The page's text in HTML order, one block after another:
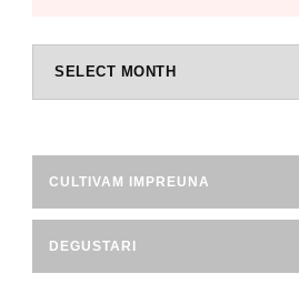
CULTIVAM IMPREUNA
DEGUSTARI